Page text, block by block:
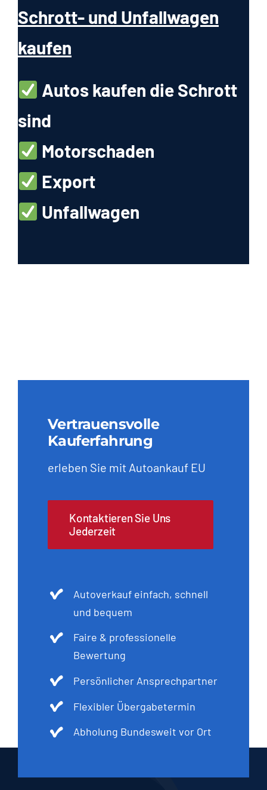
Schrott- und Unfallwagen
kaufen
Autos kaufen die Schrott
sind
Motorschaden
Export
Unfallwagen
Vertrauensvolle
Kauferfahrung
erleben Sie mit Autoankauf EU
Kontaktieren Sie Uns
Jederzeit
Autoverkauf einfach, schnell
und bequem
Faire & professionelle
Bewertung
Persönlicher Ansprechpartner
Flexibler Übergabetermin
Abholung Bundesweit vor Ort